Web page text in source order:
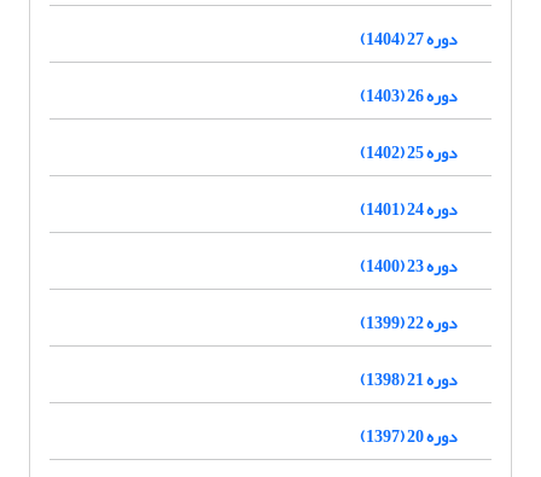
دوره 27 (1404)
دوره 26 (1403)
دوره 25 (1402)
دوره 24 (1401)
دوره 23 (1400)
دوره 22 (1399)
دوره 21 (1398)
دوره 20 (1397)